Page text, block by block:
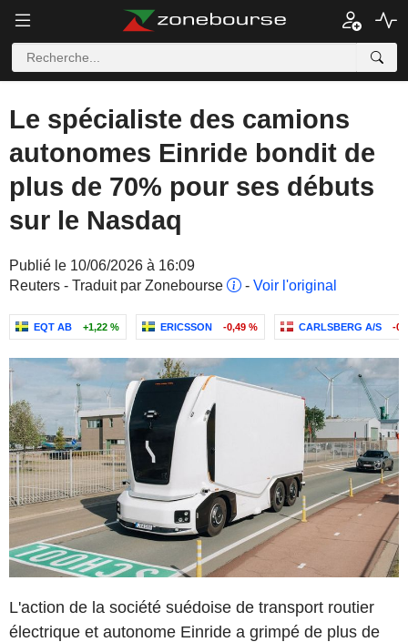
Le spécialiste des camions
autonomes Einride bondit de
plus de 70% pour ses débuts
sur le Nasdaq
Publié le 10/06/2026 à 16:09
Reuters - Traduit par Zonebourse
- Voir l'original
EQT AB +1,22 % ERICSSON -0,49 % CARLSBERG A/S -
L'action de la société suédoise de transport routier
électrique et autonome Einride a grimpé de plus de